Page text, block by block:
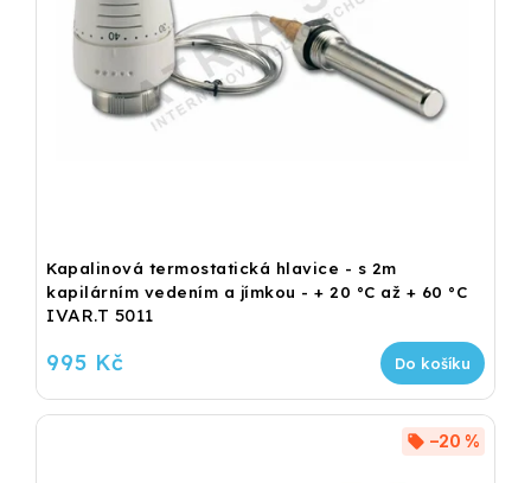
Kapalinová termostatická hlavice - s 2m
kapilárním vedením a jímkou - + 20 °C až + 60 °C
IVAR.T 5011
995 Kč Do košíku
–20 %